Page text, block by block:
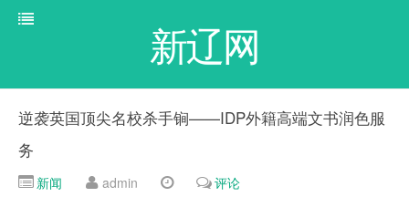
新辽网
逆袭英国顶尖名校杀手锏——IDP外籍高端文书润色服
务
新闻 admin 评论